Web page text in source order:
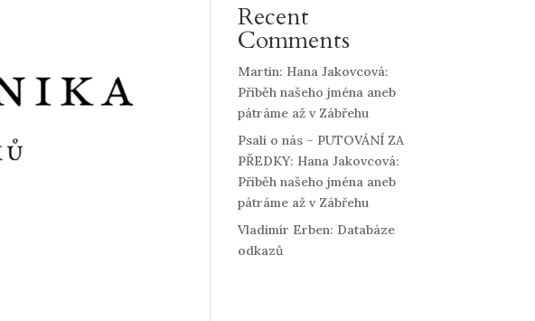
Recent
Comments
Martin: Hana Jakovcová:
Příběh našeho jména aneb
pátráme až v Zábřehu
Psali o nás – PUTOVÁNÍ ZA
PŘEDKY: Hana Jakovcová:
Příběh našeho jména aneb
pátráme až v Zábřehu
Vladimír Erben: Databáze
odkazů